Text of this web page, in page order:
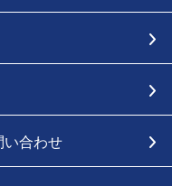
い合わせ